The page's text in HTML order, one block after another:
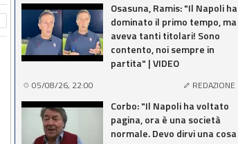
Osasuna, Ramis: "Il Napoli ha
dominato il primo tempo, ma
aveva tanti titolari! Sono
contento, noi sempre in
partita" | VIDEO
05/08/26, 22:00 REDAZIONE
Corbo: "Il Napoli ha voltato
pagina, ora è una società
normale. Devo dirvi una cosa